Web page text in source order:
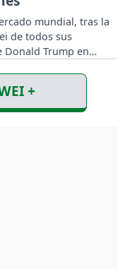
mundial, tras la
de todos sus
Donald Trump en
+